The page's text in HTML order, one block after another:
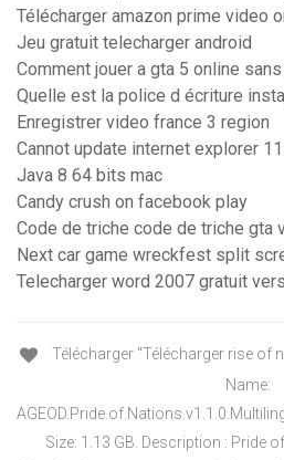
Télécharger amazon prime video
Jeu gratuit telecharger android
Comment jouer a gta 5 online
Quelle est la police d écriture
Enregistrer video france 3 region
Cannot update internet explorer
Java 8 64 bits mac
Candy crush on facebook play
Code de triche code de triche gta
Next car game wreckfest split
Telecharger word 2007 gratuit
Télécharger "Télécharger rise of
Name:
Size: 1.13 GB. Description : Pride